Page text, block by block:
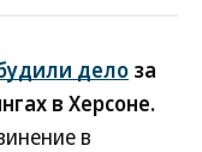
дело за
в Херсоне.
в